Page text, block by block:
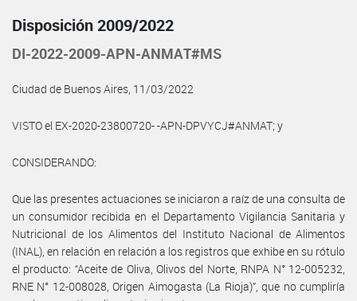
Disposición 2009/2022
DI-2022-2009-APN-ANMAT#MS
Ciudad de Buenos Aires, 11/03/2022
VISTO el EX-2020-23800720- -APN-DPVYCJ#ANMAT; y
CONSIDERANDO:
Que las presentes actuaciones se iniciaron a raíz de una consulta de
un consumidor recibida en el Departamento Vigilancia Sanitaria y
Nutricional de los Alimentos del Instituto Nacional de Alimentos
(INAL), en relación en relación a los registros que exhibe en su rótulo
el producto: “Aceite de Oliva, Olivos del Norte, RNPA N° 12-005232,
RNE N° 12-008028, Origen Aimogasta (La Rioja)”, que no cumpliría